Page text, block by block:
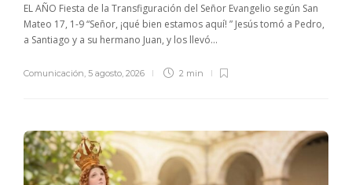
EL AÑO Fiesta de la Transfiguración del Señor Evangelio según San
Mateo 17, 1-9 “Señor, ¡qué bien estamos aquí! ” Jesús tomó a Pedro,
a Santiago y a su hermano Juan, y los llevó...
Comunicación, 5 agosto, 2026 2 min